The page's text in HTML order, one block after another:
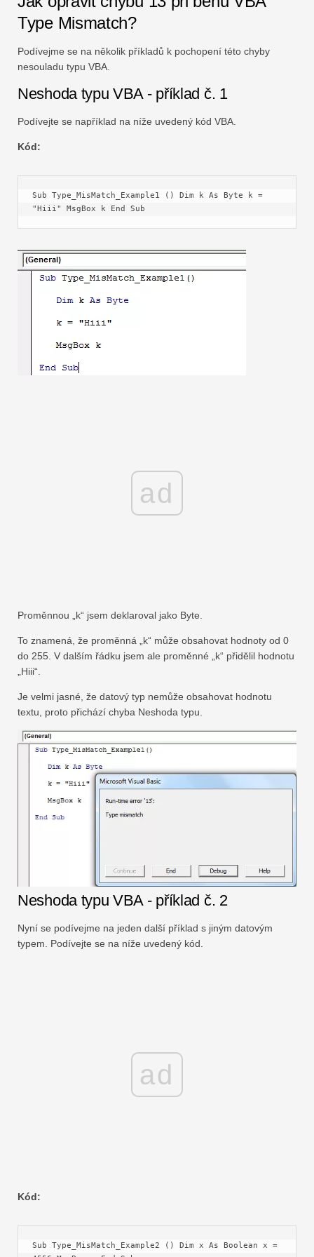
Type Mismatch?
Podívejme se na několik příkladů k pochopení této chyby
nesouladu typu VBA.
Neshoda typu VBA - příklad č. 1
Podívejte se například na níže uvedený kód VBA.
Kód:
Sub Type_MisMatch_Example1 () Dim k As Byte k =
"Hiii" MsgBox k End Sub
ad
Proměnnou „k“ jsem deklaroval jako Byte.
To znamená, že proměnná „k“ může obsahovat hodnoty od 0
do 255. V dalším řádku jsem ale proměnné „k“ přidělil hodnotu
„Hiii“.
Je velmi jasné, že datový typ nemůže obsahovat hodnotu
textu, proto přichází chyba Neshoda typu.
Neshoda typu VBA - příklad č. 2
Nyní se podívejme na jeden další příklad s jiným datovým
typem. Podívejte se na níže uvedený kód.
ad
Kód:
Sub Type_MisMatch_Example2 () Dim x As Boolean x =